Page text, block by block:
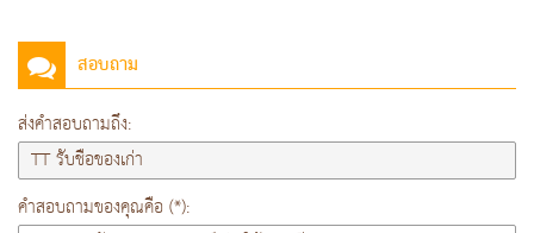
สอบถาม
ส่งคำสอบถามถึง:
คำสอบถามของคุณคือ (*):